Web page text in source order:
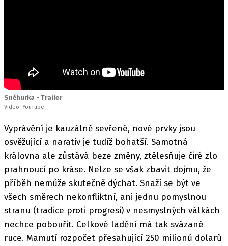
Sněhurka - Trailer
Video: YouTube
Vyprávění je kauzálně sevřené, nové prvky jsou
osvěžující a narativ je tudíž bohatší. Samotná
královna ale zůstává beze změny, ztělesňuje čiré zlo
prahnoucí po kráse. Nelze se však zbavit dojmu, že
příběh nemůže skutečně dýchat. Snaží se být ve
všech směrech nekonfliktní, ani jednu pomyslnou
stranu (tradice proti progresi) v nesmyslných válkách
nechce pobouřit. Celkové ladění má tak svázané
ruce. Mamutí rozpočet přesahující 250 milionů dolarů